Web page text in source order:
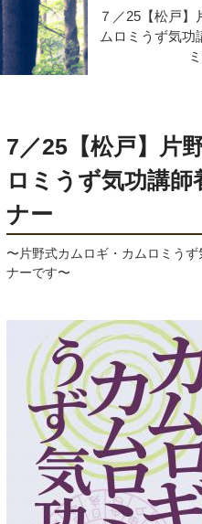
７／25【松戸】
ムロミうず気功
7／25【松戸】片
ロミうず気功講師
ナー
〜片野式カムロギ・カムロミう
ナーです〜